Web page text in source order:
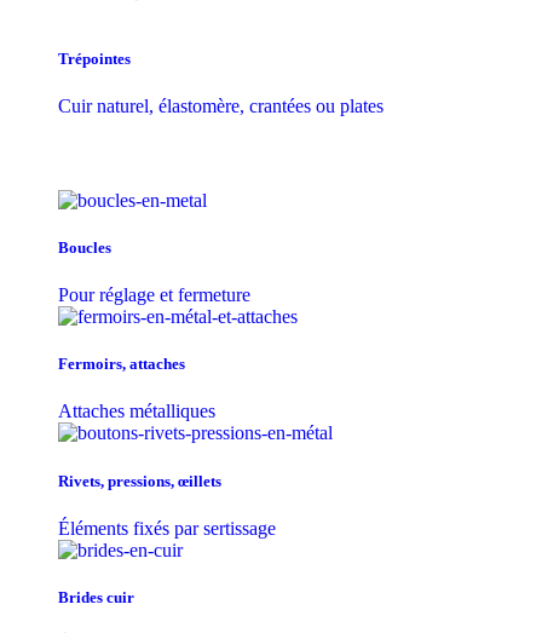
Trépointes
Cuir naturel, élastomère, crantées ou plates
Boucles
Pour réglage et fermeture
Fermoirs, attaches
Attaches métalliques
Rivets, pressions, œillets
Éléments fixés par sertissage
Brides cuir